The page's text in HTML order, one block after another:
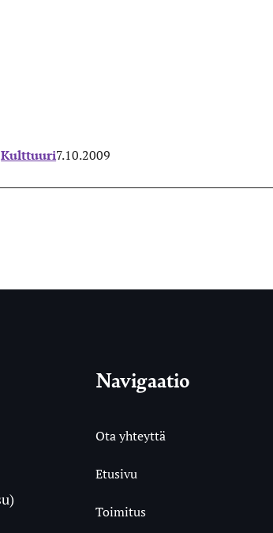
Kulttuuri7.10.2009
Navigaatio
Ota yhteyttä
Etusivu
Toimitus